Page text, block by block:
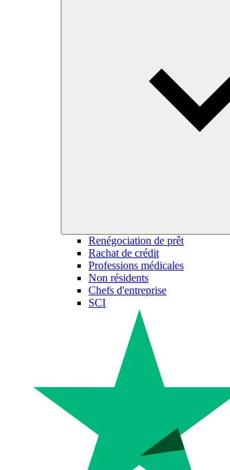
Renégociation de prêt
Rachat de crédit
Professions médicales
Non résidents
Chefs d'entreprise
SCI